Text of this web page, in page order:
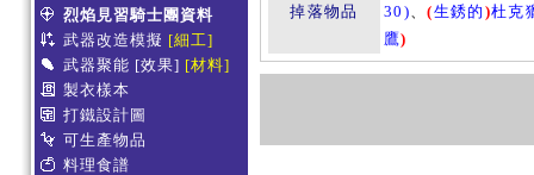
烈焰見習騎士團資料
武器改造模擬 [細工]
武器聚能 [效果] [材料]
製衣樣本
打鐵設計圖
可生產物品
料理食譜
掉落物品
30)、(生銹的 )杜克
鷹)